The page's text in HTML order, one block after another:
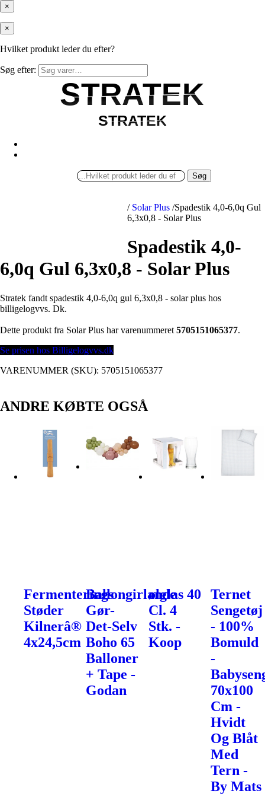
×
×
Hvilket produkt leder du efter?
Søg efter:
STRATEK
STRATEK
STRATEK
STRATEK
Søg
/ Solar Plus /Spadestik 4,0-6,0q Gul
6,3x0,8 - Solar Plus
Spadestik 4,0-
6,0q Gul 6,3x0,8 - Solar Plus
Stratek fandt spadestik 4,0-6,0q gul 6,3x0,8 - solar plus hos
billigelogvvs. Dk.
Dette produkt fra Solar Plus har varenummeret 5705151065377.
Se prisen hos Billigelogvvs.dk
VARENUMMER (SKU): 5705151065377
ANDRE KØBTE OGSÅ
Fermenterings
Støder
Kilnerâ®
4x24,5cm
Ballongirlande
Gør-
Det-Selv
Boho 65
Balloner
+ Tape -
Godan
ølglas 40
Cl. 4
Stk. -
Koop
Ternet
Sengetøj
- 100%
Bomuld
-
70x100
Cm -
Hvidt
Og Blåt
Med
Tern -
By Mats